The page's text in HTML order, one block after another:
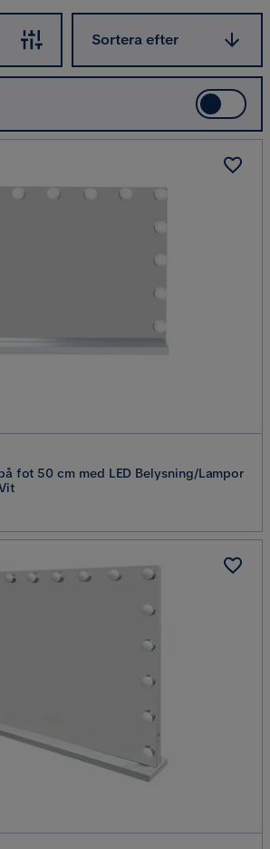
Sortera efter
fot 50 cm med LED Belysning/Lampor